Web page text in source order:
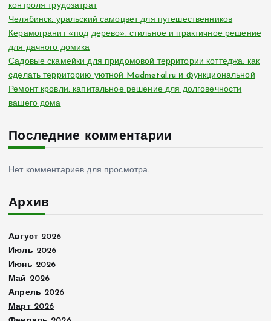
контроля трудозатрат
Челябинск: уральский самоцвет для путешественников
Керамогранит «под дерево»: стильное и практичное решение
для дачного домика
Садовые скамейки для придомовой территории коттеджа: как
сделать территорию уютной Madmetal.ru и функциональной
Ремонт кровли: капитальное решение для долговечности
вашего дома
Последние комментарии
Нет комментариев для просмотра.
Архив
Август 2026
Июль 2026
Июнь 2026
Май 2026
Апрель 2026
Март 2026